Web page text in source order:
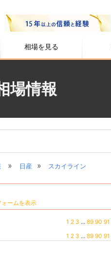
相場を見る
場情報
» 日産 » スカイライン
ームを表示
1 2 3 ... 89 90 91
1 2 3 ... 89 90 91